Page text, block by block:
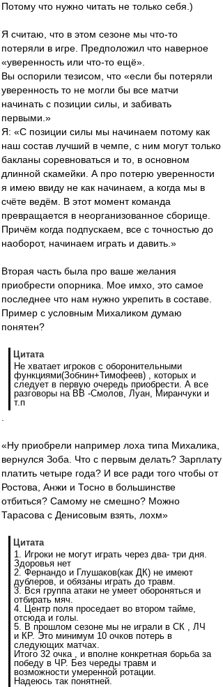
Потому что нужно читать не только себя.)
Я считаю, что в этом сезоне мы что-то
потеряли в игре. Предположил что наверное
«уверенность или что-то ещё».
Вы оспорили тезисом, что «если бы потеряли
уверенность то не могли бы все матчи
начинать с позиции силы, и забивать
первыми.»
Я: «С позиции силы мы начинаем потому как
наш состав лучший в чемпе, с ним могут только
бакланы соревноваться и то, в основном
длинной скамейки. А про потерю уверенности
я имею ввиду не как начинаем, а когда мы в
счёте ведём. В этот момент команда
превращается в неорганизованное сборище.
Причём когда подпускаем, все с точностью до
наоборот, начинаем играть и давить.»
Вторая часть была про ваше желания
приобрести опорника. Мое имхо, это самое
последнее что нам нужно укрепить в составе.
Пример с условным Михаликом думаю
понятен?
Цитата
Не хватает игроков с оборонительными
функциями(Зобнин+Тимофеев) , которых и
следует в первую очередь приобрести. А все
разговоры на ВВ -Смолов, Луан, Миранчуки и
т.п
«Ну приобрели например лоха типа Михалика,
вернулся Зоба. Что с первым делать? Зарплату
платить четыре года? И все ради того чтобы от
Ростова, Анжи и Тосно в большинстве
отбиться? Самому не смешно? Можно
Тарасова с Денисовым взять, лохм»
Цитата
1. Игроки не могут играть через два- три дня.
Здоровья нет
2. Фернандо и Глушаков(как ДК) не имеют
дублеров, и обязаны играть до травм.
3. Вся группа атаки не умеет обороняться и
отбирать мяч.
4. Центр поля проседает во втором тайме,
отсюда и голы.
5. В прошлом сезоне мы не играли в СК , ЛЧ
и КР. Это минимум 10 очков потерь в
следующих матчах.
Итого 32 очка , и вполне конкретная борьба за
победу в ЧР. Без череды травм и
возможности умеренной ротации.
Надеюсь так понятней.